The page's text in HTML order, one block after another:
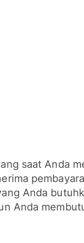
saat Anda
Anda
Anda